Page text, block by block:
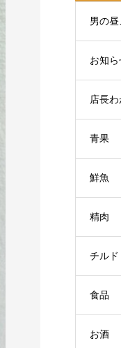
男の昼
お知ら
店長
青果
鮮魚
精肉
チルド
食品
お酒